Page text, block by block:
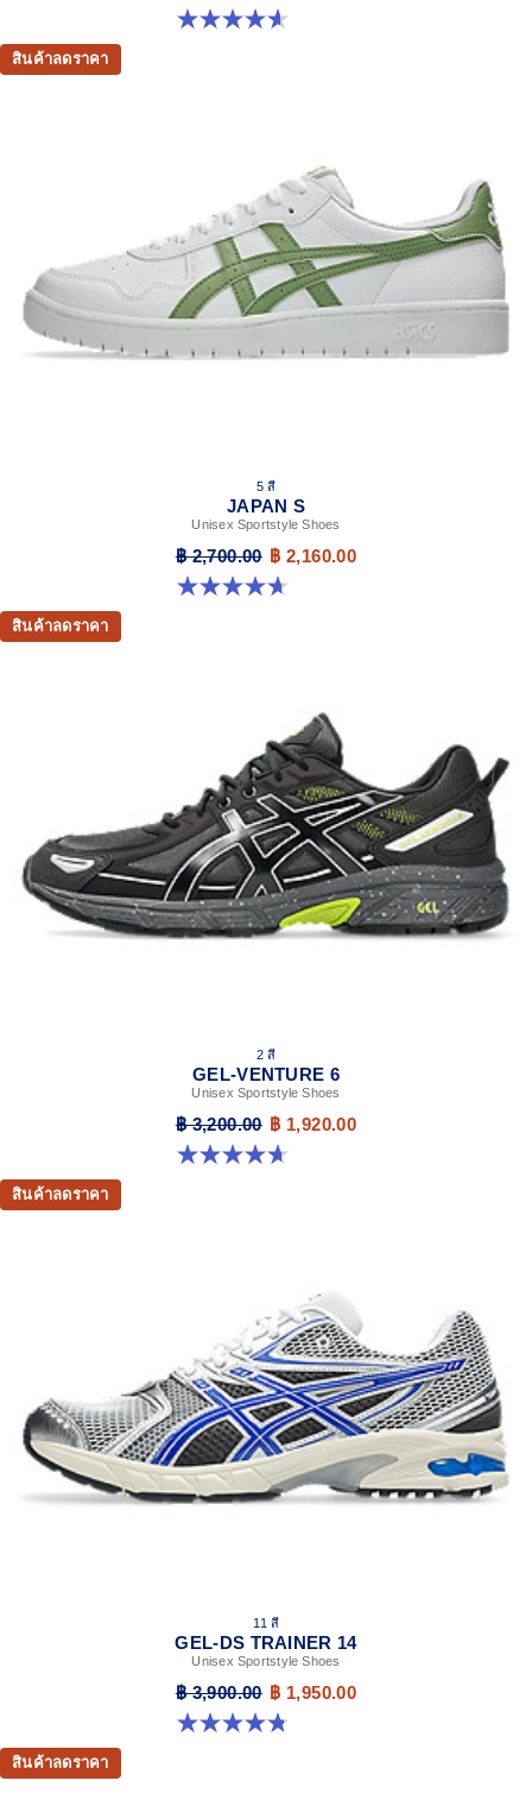
4.6 จาก 5 ดาว 5 รีวิว
สินค้าลดราคา
5 สี
JAPAN S
Unisex Sportstyle Shoes
฿ 2,700.00 ฿ 2,160.00
4.7 จาก 5 ดาว 133 รีวิว
สินค้าลดราคา
2 สี
GEL-VENTURE 6
Unisex Sportstyle Shoes
฿ 3,200.00 ฿ 1,920.00
4.7 จาก 5 ดาว 260 รีวิว
สินค้าลดราคา
11 สี
GEL-DS TRAINER 14
Unisex Sportstyle Shoes
฿ 3,900.00 ฿ 1,950.00
4.8 จาก 5 ดาว 88 รีวิว
สินค้าลดราคา